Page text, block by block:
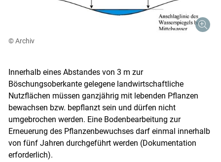
© Archiv
Innerhalb eines Abstandes von 3 m zur
Böschungsoberkante gelegene landwirtschaftliche
Nutzflächen müssen ganzjährig mit lebenden Pflanzen
bewachsen bzw. bepflanzt sein und dürfen nicht
umgebrochen werden. Eine Bodenbearbeitung zur
Erneuerung des Pflanzenbewuchses darf einmal innerhalb
von fünf Jahren durchgeführt werden (Dokumentation
erforderlich).